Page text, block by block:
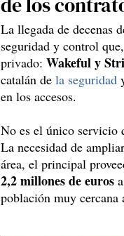
La llegada de decenas
seguridad y control
privado: Wakeful y
catalán de la seguridad
en los accesos.
No es el único servicio
La necesidad de
área, el principal
2,2 millones de euros
población muy cercana